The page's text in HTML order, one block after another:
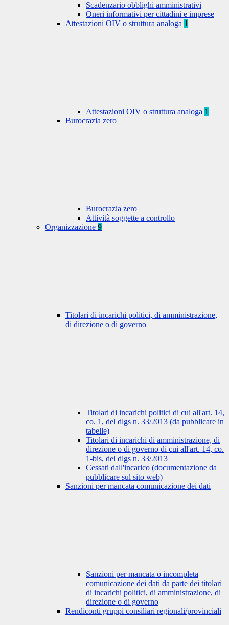
Scadenzario obblighi amministrativi
Oneri informativi per cittadini e imprese
Attestazioni OIV o struttura analoga 1
Attestazioni OIV o struttura analoga 1
Burocrazia zero
Burocrazia zero
Attività soggette a controllo
Organizzazione 9
Titolari di incarichi politici, di amministrazione,
di direzione o di governo
Titolari di incarichi politici di cui all'art. 14,
co. 1, del dlgs n. 33/2013 (da pubblicare in
tabelle)
Titolari di incarichi di amministrazione, di
direzione o di governo di cui all'art. 14, co.
1-bis, del dlgs n. 33/2013
Cessati dall'incarico (documentazione da
pubblicare sul sito web)
Sanzioni per mancata comunicazione dei dati
Sanzioni per mancata o incompleta
comunicazione dei dati da parte dei titolari
di incarichi politici, di amministrazione, di
direzione o di governo
Rendiconti gruppi consiliari regionali/provinciali